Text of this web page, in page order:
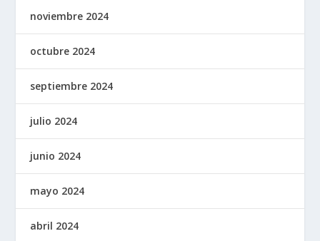
noviembre 2024
octubre 2024
septiembre 2024
julio 2024
junio 2024
mayo 2024
abril 2024